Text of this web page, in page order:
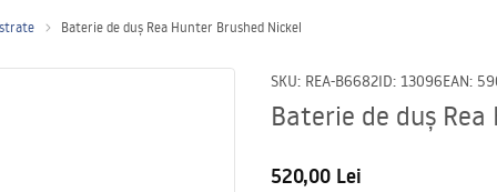
Baterie de duș Rea Hunter Brushed Nickel
SKU: REA-B6682ID: 13096EAN:
Baterie de duș
520,00 Lei